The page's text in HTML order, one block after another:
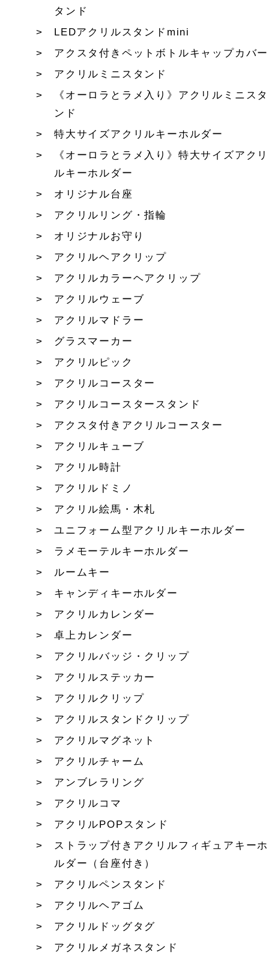
タンド
LEDアクリルスタンドmini
アクスタ付きペットボトルキャップカバー
アクリルミニスタンド
《オーロラとラメ入り》アクリルミニスタ
ンド
特大サイズアクリルキーホルダー
《オーロラとラメ入り》特大サイズアクリ
ルキーホルダー
オリジナル台座
アクリルリング・指輪
オリジナルお守り
アクリルヘアクリップ
アクリルカラーヘアクリップ
アクリルウェーブ
アクリルマドラー
グラスマーカー
アクリルピック
アクリルコースター
アクリルコースタースタンド
アクスタ付きアクリルコースター
アクリルキューブ
アクリル時計
アクリルドミノ
アクリル絵馬・木札
ユニフォーム型アクリルキーホルダー
ラメモーテルキーホルダー
ルームキー
キャンディキーホルダー
アクリルカレンダー
卓上カレンダー
アクリルバッジ・クリップ
アクリルステッカー
アクリルクリップ
アクリルスタンドクリップ
アクリルマグネット
アクリルチャーム
アンブレラリング
アクリルコマ
アクリルPOPスタンド
ストラップ付きアクリルフィギュアキーホ
ルダー（台座付き）
アクリルペンスタンド
アクリルヘアゴム
アクリルドッグタグ
アクリルメガネスタンド